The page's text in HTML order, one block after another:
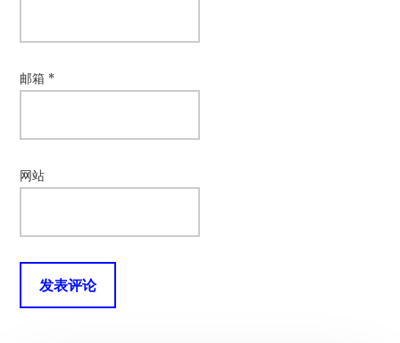
邮箱 *
网站